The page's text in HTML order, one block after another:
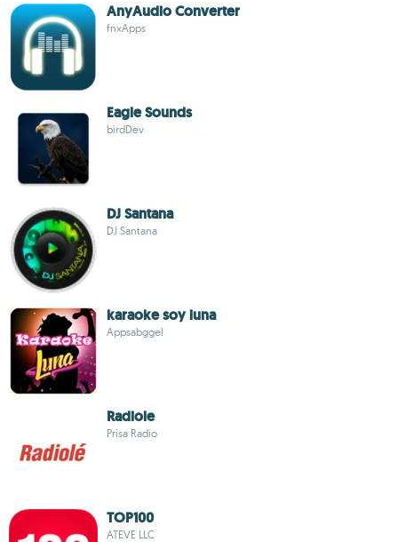
AnyAudio Converter
fnxApps
Eagle Sounds
birdDev
DJ Santana
DJ Santana
karaoke soy luna
Appsabggel
Radiole
Prisa Radio
TOP100
ATEVE LLC